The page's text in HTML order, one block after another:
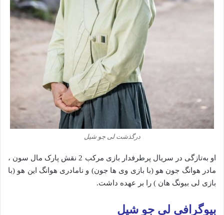
درگذشت لی جو شیل
او به‌تازگی در سریال پرطرفدار بازی مرکب 2 نقش پارک مال سون ،
مادر هوانگ جون هو (با بازی وی ها جون) و نامادری هوانگ این هو (با
بازی لی بیونگ هان ) را بر عهده داشت.
بیوگرافی لی جو شیل